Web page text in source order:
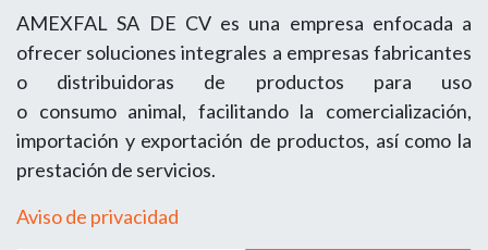
AMEXFAL SA DE CV es una empresa enfocada a
ofrecer soluciones integrales a empresas fabricantes
o distribuidoras de productos para uso
o consumo animal, facilitando la comercialización,
importación y exportación de productos, así como la
prestación de servicios.
Aviso de privacidad